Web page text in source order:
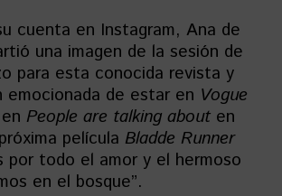
cuenta en Instagram, Ana de
una imagen de la sesión de
para esta conocida revista y
emocionada de estar en Vogue
People are talking about en
película Bladde Runner
por todo el amor y el hermoso
en el bosque”.